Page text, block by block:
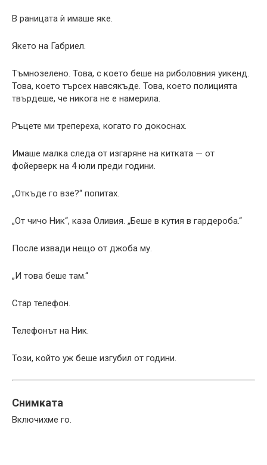
В раницата ѝ имаше яке.
Якетo на Габриел.
Тъмнозелено. Това, с което беше на риболовния уикенд.
Това, което търсех навсякъде. Това, което полицията
твърдеше, че никога не е намерила.
Ръцете ми трепереха, когато го докоснах.
Имаше малка следа от изгаряне на китката — от
фойерверк на 4 юли преди години.
„Откъде го взе?“ попитах.
„От чичо Ник“, каза Оливия. „Беше в кутия в гардероба.“
После извади нещо от джоба му.
„И това беше там.“
Стар телефон.
Телефонът на Ник.
Този, който уж беше изгубил от години.
Снимката
Включихме го.